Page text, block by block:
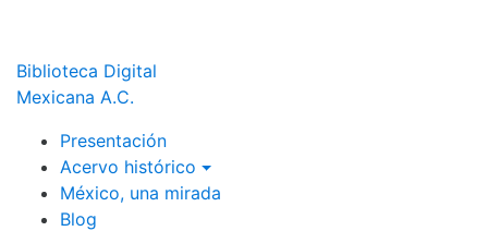
Biblioteca Digital
Mexicana A.C.
Presentación
Acervo histórico
México, una mirada
Blog